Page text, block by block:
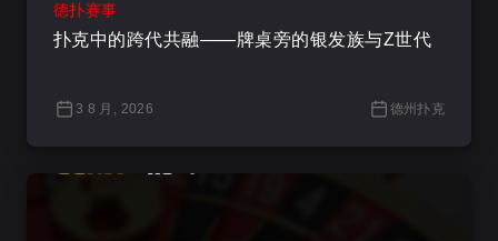
德扑赛事
扑克中的跨代共融——牌桌旁的银发族与Z世代
3 8 月, 2026 德州扑克